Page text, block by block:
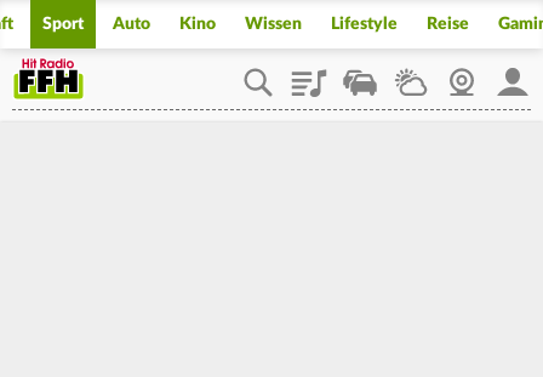
Sport Auto Kino Wissen Lifestyle Reise
PlaylistStaupilotWetterWebcam